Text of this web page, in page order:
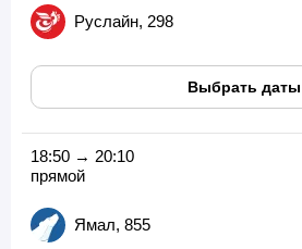
Руслайн, 298
Выбрать даты
18:50 → 20:10
прямой
Ямал, 855